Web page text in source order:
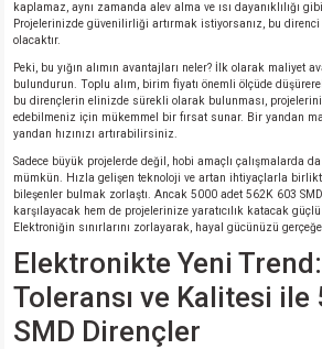
kaplamaz, aynı zamanda alev alma ve ısı dayanıklılığı
Projelerinizde güvenilirliği artırmak istiyorsanız, bu
olacaktır.
Peki, bu yığın alımın avantajları neler? İlk olarak maliyet
bulundurun. Toplu alım, birim fiyatı önemli ölçüde
bu dirençlerin elinizde sürekli olarak bulunması,
edebilmeniz için mükemmel bir fırsat sunar. Bir yandan
yandan hızınızı artırabilirsiniz.
Sadece büyük projelerde değil, hobi amaçlı çalışmalarda
mümkün. Hızla gelişen teknoloji ve artan ihtiyaçlarla
bileşenler bulmak zorlaştı. Ancak 5000 adet 562K 603
karşılayacak hem de projelerinize yaratıcılık katacak
Elektroniğin sınırlarını zorlayarak, hayal gücünüzü gerçeğe
Elektronikte Yeni Trend:
Toleransı ve Kalitesi ile
SMD Dirençler